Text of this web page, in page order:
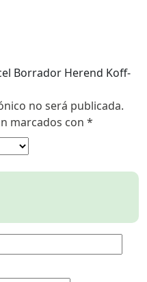
Borrador Herend Koff-
no será publicada.
marcados con *